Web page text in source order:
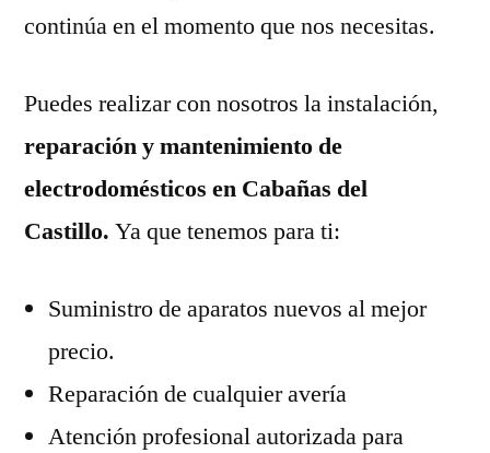
continúa en el momento que nos necesitas.
Puedes realizar con nosotros la instalación,
reparación y mantenimiento de
electrodomésticos en Cabañas del
Castillo. Ya que tenemos para ti:
Suministro de aparatos nuevos al mejor
precio.
Reparación de cualquier avería
Atención profesional autorizada para